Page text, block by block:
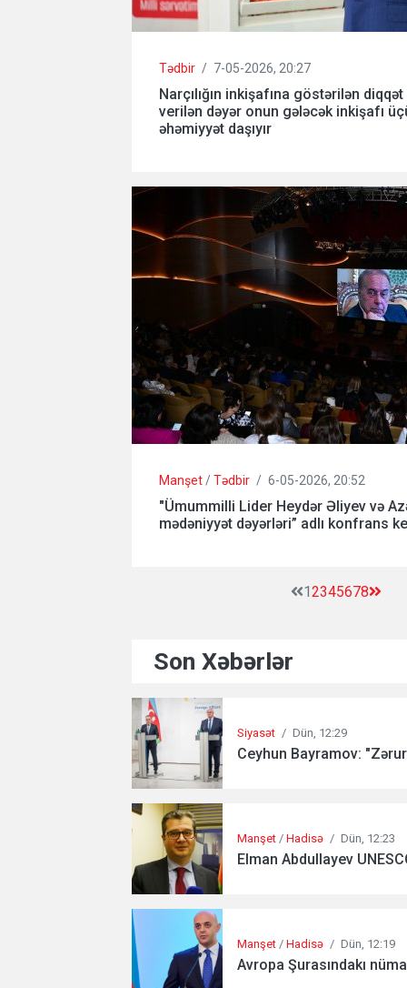
Tədbir / 7-05-2026, 20:27
Narçılığın inkişafına göstərilən
verilən dəyər onun gələcək inkişafı
əhəmiyyət daşıyır
Manşet /Tədbir / 6-05-2026, 20:52
"Ümummilli Lider Heydər Əliyev və
mədəniyyət dəyərləri” adlı konfrans
12345678
Son Xəbərlər
Siyasət / Dün, 12:29
Ceyhun Bayramov:
Manşet / Hadisə / Dün, 12:23
Elman Abdullayev
Manşet / Hadisə / Dün, 12:19
Avropa Şurasındakı